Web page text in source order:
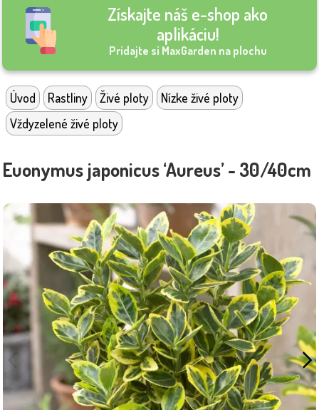
Získajte náš e-shop ako
aplikáciu!
Pridajte si MaxGarden na plochu
Úvod Rastliny Živé ploty
Nízke živé ploty
Vždyzelené živé ploty
Euonymus japonicus ‘Aureus’ - 30/40cm